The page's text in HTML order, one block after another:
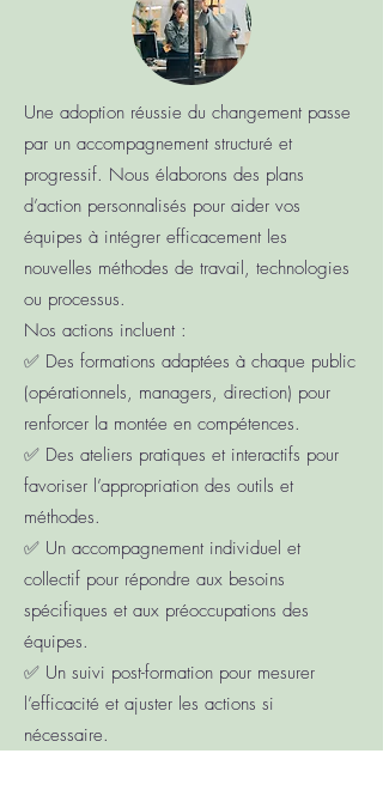
Une adoption réussie du changement passe
par un accompagnement structuré et
progressif. Nous élaborons des plans
d’action personnalisés pour aider vos
équipes à intégrer efficacement les
nouvelles méthodes de travail, technologies
ou processus.
Nos actions incluent :
✅ Des formations adaptées à chaque public
(opérationnels, managers, direction) pour
renforcer la montée en compétences.
✅ Des ateliers pratiques et interactifs pour
favoriser l’appropriation des outils et
méthodes.
✅ Un accompagnement individuel et
collectif pour répondre aux besoins
spécifiques et aux préoccupations des
équipes.
✅ Un suivi post-formation pour mesurer
l’efficacité et ajuster les actions si
nécessaire.